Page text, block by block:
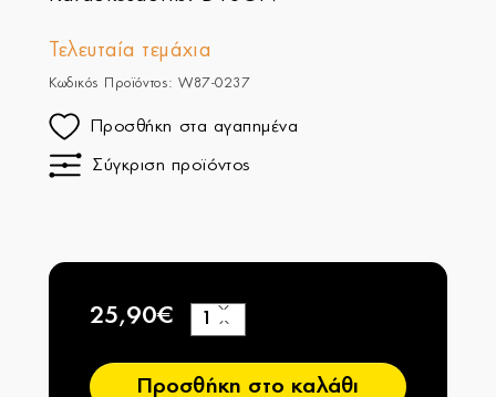
Τελευταία τεμάχια
Κωδικός Προϊόντος: W87-0237
Προσθήκη στα αγαπημένα
Σύγκριση προϊόντος
25,90€
−
+
Προσθήκη στο καλάθι